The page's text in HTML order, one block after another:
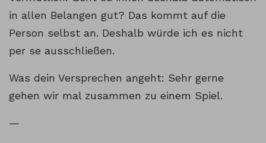
in allen Belangen gut? Das kommt auf die
Person selbst an. Deshalb würde ich es nicht
per se ausschließen.
Was dein Versprechen angeht: Sehr gerne
gehen wir mal zusammen zu einem Spiel.
—